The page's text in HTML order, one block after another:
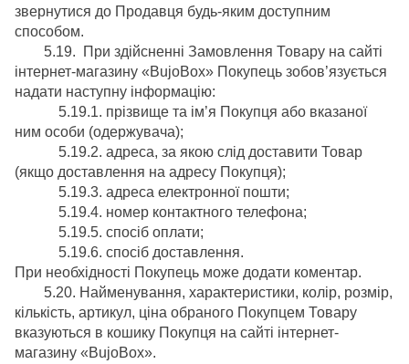
звернутися до Продавця будь-яким доступним
способом.
5.19. При здійсненні Замовлення Товару на сайті
інтернет-магазину «BujoBox» Покупець зобов’язується
надати наступну інформацію:
5.19.1. прізвище та ім’я Покупця або вказаної
ним особи (одержувача);
5.19.2. адреса, за якою слід доставити Товар
(якщо доставлення на адресу Покупця);
5.19.3. адреса електронної пошти;
5.19.4. номер контактного телефона;
5.19.5. спосіб оплати;
5.19.6. спосіб доставлення.
При необхідності Покупець може додати коментар.
5.20. Найменування, характеристики, колір, розмір,
кількість, артикул, ціна обраного Покупцем Товару
вказуються в кошику Покупця на сайті інтернет-
магазину «BujoBox».